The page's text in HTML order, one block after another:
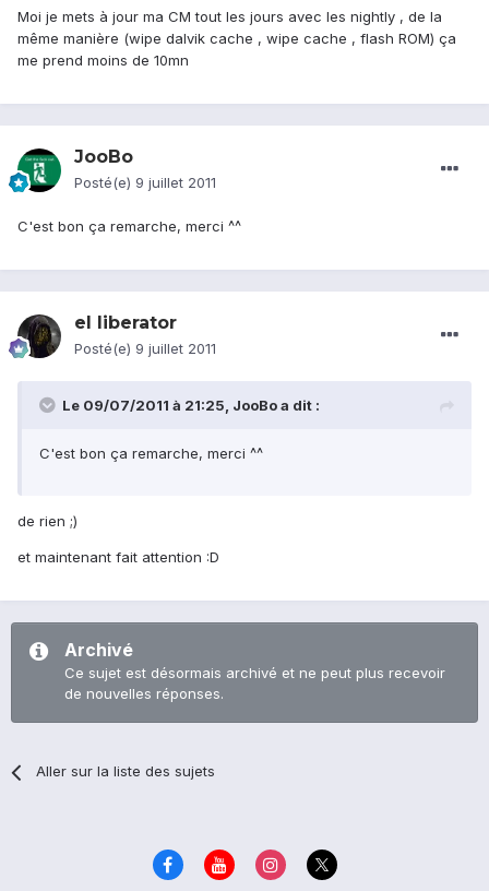
Moi je mets à jour ma CM tout les jours avec les nightly , de la
même manière (wipe dalvik cache , wipe cache , flash ROM) ça
me prend moins de 10mn
JooBo
Posté(e) 9 juillet 2011
C'est bon ça remarche, merci ^^
el liberator
Posté(e) 9 juillet 2011
Le 09/07/2011 à 21:25, JooBo a dit :
C'est bon ça remarche, merci ^^
de rien ;)
et maintenant fait attention :D
Archivé
Ce sujet est désormais archivé et ne peut plus recevoir
de nouvelles réponses.
Aller sur la liste des sujets